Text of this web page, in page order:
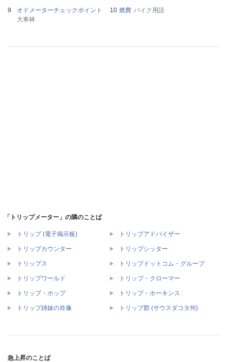
オドメーターチェックポイント
大車林
燃費 バイク用語
「トリップメーター」の隣のことば
トリップ (電子掲示板) トリップアドバイザー
トリップカウンター トリップシッター
トリップス トリップドットコム・グループ
トリップワールド トリップ・クローマー
トリップ・ホップ トリップ・ホーキンス
トリップ姉妹の肖像 トリップ郡 (サウスダコタ州)
急上昇のことば